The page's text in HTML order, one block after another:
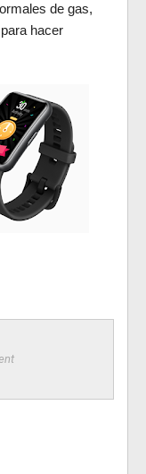
de gas,
hacer